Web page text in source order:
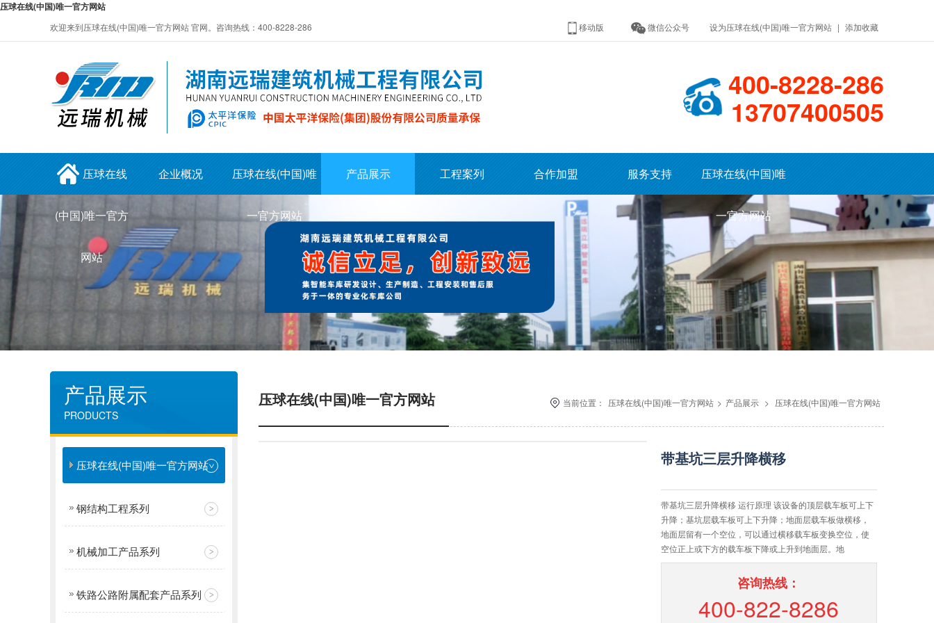
压球在线(中国)唯一官方网站
欢迎来到压球在线(中国)唯一官方网站 官网。咨询热线：400-8228-286 移动版 微信公众号 设为压球在线(中国)唯一官方网站 | 添加收藏
400-8228-286
13707400505
压球在线
(中国)唯一官方
网站
企业概况 压球在线(中国)唯
一官方网站
产品展示 工程案列 合作加盟 服务支持 压球在线(中国)唯
一官方网站
产品展示
PRODUCTS
压球在线(中国)唯一官方网站
钢结构工程系列
机械加工产品系列
铁路公路附属配套产品系列
压球在线(中国)唯一官方网站 当前位置： 压球在线(中国)唯一官方网站 > 产品展示 > 压球在线(中国)唯一官方网站
带基坑三层升降横移
带基坑三层升降横移 运行原理 该设备的顶层载车板可上下
升降；基坑层载车板可上下升降；地面层载车板做横移，
地面层留有一个空位，可以通过横移载车板变换空位，使
空位正上或下方的载车板下降或上升到地面层。地
咨询热线：
400-822-8286